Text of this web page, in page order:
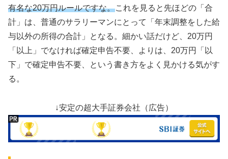
有名な20万円ルールですな。これを見ると先ほどの「合
計」は、普通のサラリーマンにとって「年末調整をした給
与以外の所得の合計」となる。細かい話だけど、20万円
「以上」でなければ確定申告不要、よりは、20万円「以
下」で確定申告不要、という書き方をよく見かける気がす
る。
↓安定の超大手証券会社（広告）